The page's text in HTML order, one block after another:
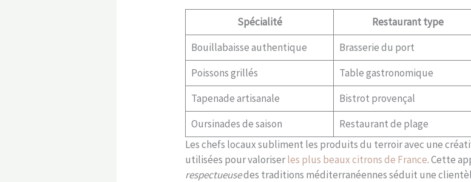
Spécialité Restaurant type
Bouillabaisse authentique
Brasserie du port
Poissons grillés
Table gastronomique
Tapenade artisanale
Bistrot provençal
Oursinades de saison
Restaurant de plage
Les chefs locaux subliment les produits du terroir avec une
utilisées pour valoriserles plus beaux citrons de France. Cette
respectueusedes traditions méditerranéennes séduit une